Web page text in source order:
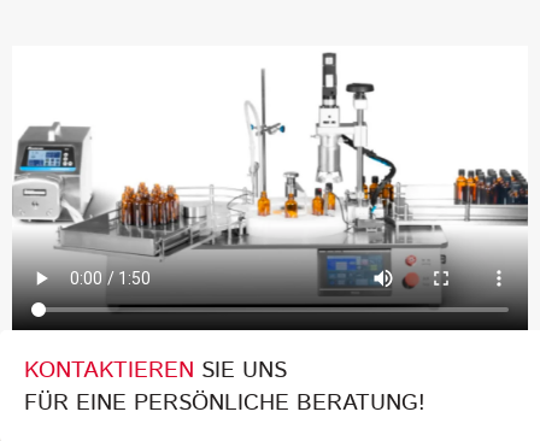
KONTAKTIEREN SIE UNS
FÜR EINE PERSÖNLICHE BERATUNG!